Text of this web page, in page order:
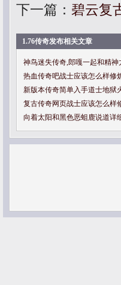
下一篇： 碧云复
1.76传奇发布相关文章
神鸟迷失传奇,郎嘎一起和精神
热血传奇吧战士应该怎么样修
新版本传奇简单入手道士地狱
复古传奇网页战士应该怎么样
向着太阳和黑色恶蛆鹿说道详